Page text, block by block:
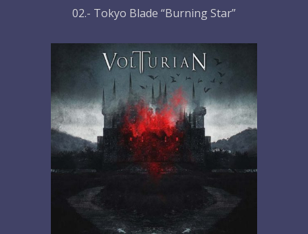
02.- Tokyo Blade “Burning Star”